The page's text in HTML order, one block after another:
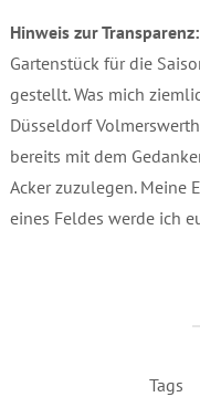
Hinweis zur Transparenz:
Gartenstück für die
gestellt. Was mich
Düsseldorf
bereits mit dem
Acker zuzulegen. Meine
eines Feldes werde ich
Tags